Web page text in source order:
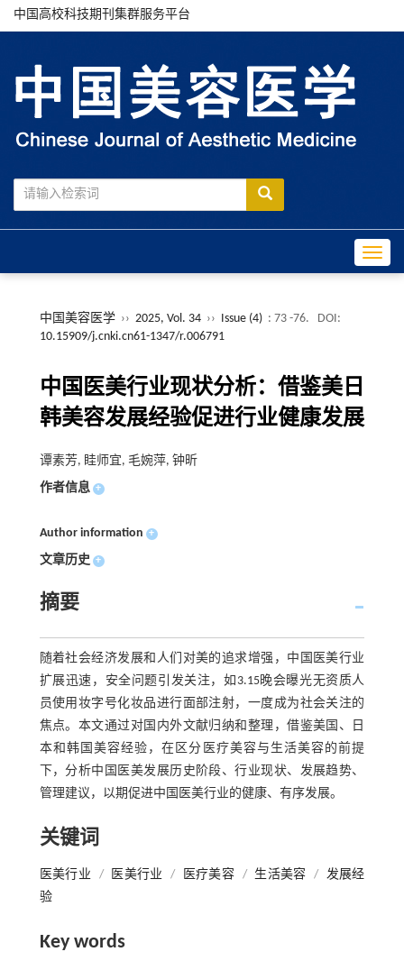
中国高校科技期刊集群服务平台
中国美容医学 ›› 2025, Vol. 34 ›› Issue (4) : 73 -76.
DOI:
10.15909/j.cnki.cn61-1347/r.006791
中国医美行业现状分析：借鉴美日
韩美容发展经验促进行业健康发展
谭素芳, 眭师宜, 毛婉萍, 钟昕
作者信息 +
Author information +
文章历史 +
摘要
随着社会经济发展和人们对美的追求增强，中国医美行业
扩展迅速，安全问题引发关注，如3.15晚会曝光无资质人
员使用妆字号化妆品进行面部注射，一度成为社会关注的
焦点。本文通过对国内外文献归纳和整理，借鉴美国、日
本和韩国美容经验，在区分医疗美容与生活美容的前提
下，分析中国医美发展历史阶段、行业现状、发展趋势、
管理建议，以期促进中国医美行业的健康、有序发展。
关键词
医美行业 / 医美行业 / 医疗美容 / 生活美容 / 发展经
验
Key words